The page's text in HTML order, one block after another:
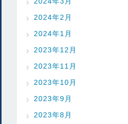
2024年2月
2024年1月
2023年12月
2023年11月
2023年10月
2023年9月
2023年8月